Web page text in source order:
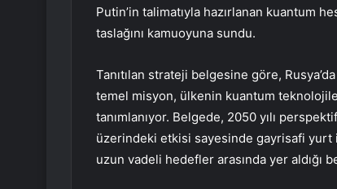
Putin’in talimatıyla hazırlanan kuantum
taslağını kamuoyuna sundu.
Tanıtılan strateji belgesine göre,
temel misyon, ülkenin kuantum
tanımlanıyor. Belgede, 2050 yılı
üzerindeki etkisi sayesinde gayrisafi yurt
uzun vadeli hedefler arasında yer aldığı